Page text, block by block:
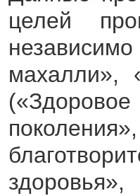
целей
махалли»,